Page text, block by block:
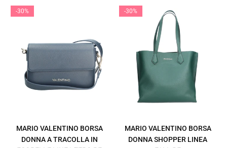
-30%
MARIO VALENTINO BORSA
DONNA A TRACOLLA IN
-30%
MARIO VALENTINO BORSA
DONNA SHOPPER LINEA